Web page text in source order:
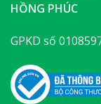
HỒNG PHÚC
GPKD số